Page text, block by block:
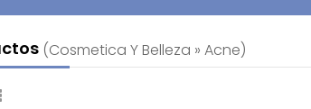
(cosmetica Y Belleza » Acne)